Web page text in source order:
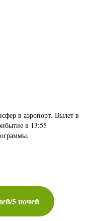
в аэропорт. Вылет в
в 13:55
5 ночей